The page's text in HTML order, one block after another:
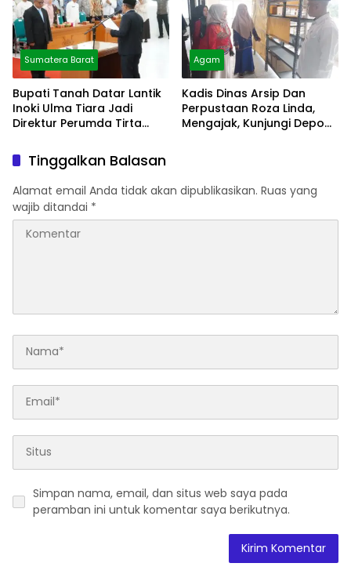
Sumatera Barat
Bupati Tanah Datar Lantik
Inoki Ulma Tiara Jadi
Direktur Perumda Tirta
Agam
Kadis Dinas Arsip Dan
Perpustaan Roza Linda,
Mengajak, Kunjungi Depo
Tinggalkan Balasan
Alamat email Anda tidak akan dipublikasikan. Ruas yang
wajib ditandai *
Simpan nama, email, dan situs web saya pada
peramban ini untuk komentar saya berikutnya.